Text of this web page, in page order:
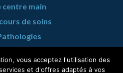
centre main
de soins
pratiques
vous acceptez l'utilisation des
et d'offres adaptés à vos